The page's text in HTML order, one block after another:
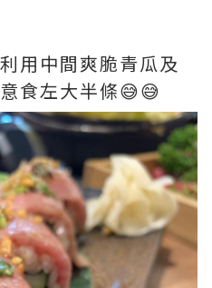
用中間爽脆青瓜及
食左大半條😅😅